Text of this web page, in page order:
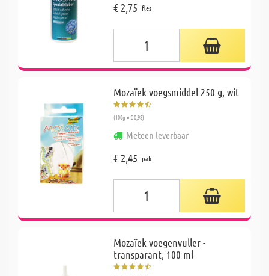
€ 2,75 fles
Mozaïek voegsmiddel 250 g, wit
(100g = € 0,98)
Meteen leverbaar
€ 2,45 pak
Mozaïek voegenvuller -
transparant, 100 ml